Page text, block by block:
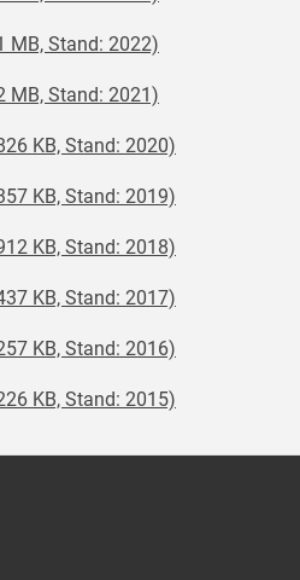
MB, Stand: 2022)
MB, Stand: 2021)
KB, Stand: 2020)
KB, Stand: 2019)
KB, Stand: 2018)
KB, Stand: 2017)
KB, Stand: 2016)
KB, Stand: 2015)